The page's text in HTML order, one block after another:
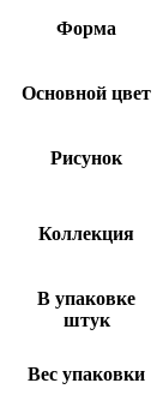
Форма
Основной цвет
Рисунок
Коллекция
В упаковке
штук
Вес упаковки